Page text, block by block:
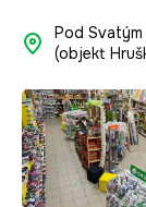
Pod
(objekt